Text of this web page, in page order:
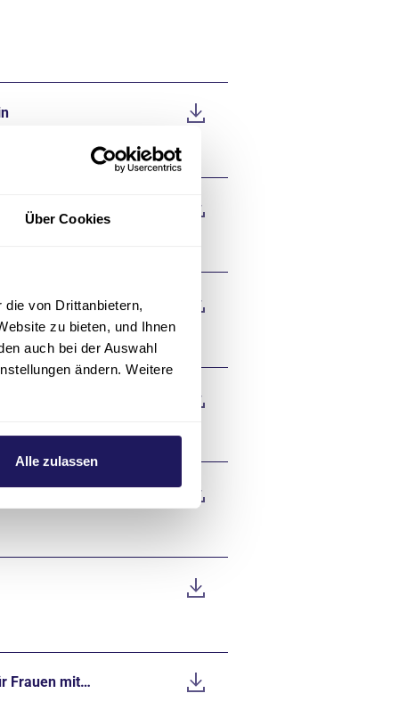
Über Cookies
von Drittanbietern,
zu bieten, und Ihnen
auch bei der Auswahl
ändern. Weitere
Alle zulassen
Frauen mit…